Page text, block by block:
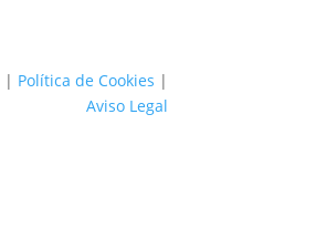
| Política de Cookies |
Aviso Legal